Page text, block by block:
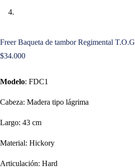
Freer Baqueta de tambor Regimental T.O.G
$34.000
Modelo: FDC1
Cabeza: Madera tipo lágrima
Largo: 43 cm
Material: Hickory
Articulación: Hard